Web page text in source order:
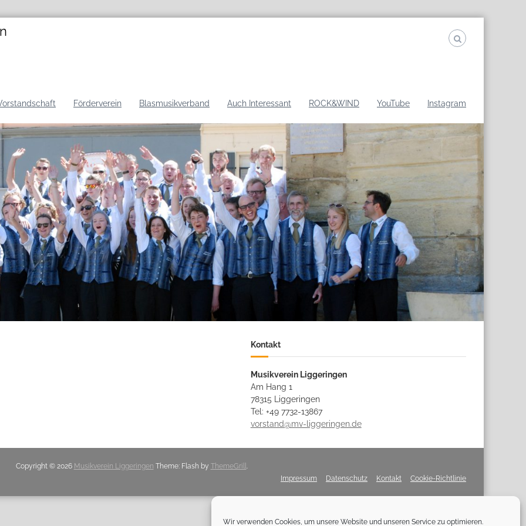
Wir verwenden Cookies, um unsere Website und unseren Service zu optimieren.
Förderverein Blasmusikverband Auch Interessant ROCK&WIND YouTube Instagram
Kontakt
Musikverein Liggeringen
Am Hang 1
78315 Liggeringen
Tel: +49 7732-13867
vorstand@mv-liggeringen.de
Copyright © 2026 Musikverein Liggeringen Theme: Flash by ThemeGrill
Impressum
Datenschutz Kontakt Cookie-Richtlinie